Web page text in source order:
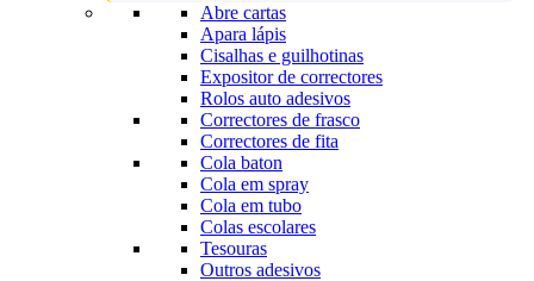
Abre cartas
Apara lápis
Cisalhas e guilhotinas
Expositor de correctores
Rolos auto adesivos
Correctores de frasco
Correctores de fita
Cola baton
Cola em spray
Cola em tubo
Colas escolares
Tesouras
Outros adesivos